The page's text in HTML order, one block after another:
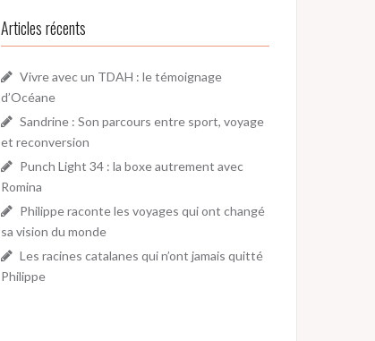
Articles récents
Vivre avec un TDAH : le témoignage
d’Océane
Sandrine : Son parcours entre sport, voyage
et reconversion
Punch Light 34 : la boxe autrement avec
Romina
Philippe raconte les voyages qui ont changé
sa vision du monde
Les racines catalanes qui n’ont jamais quitté
Philippe